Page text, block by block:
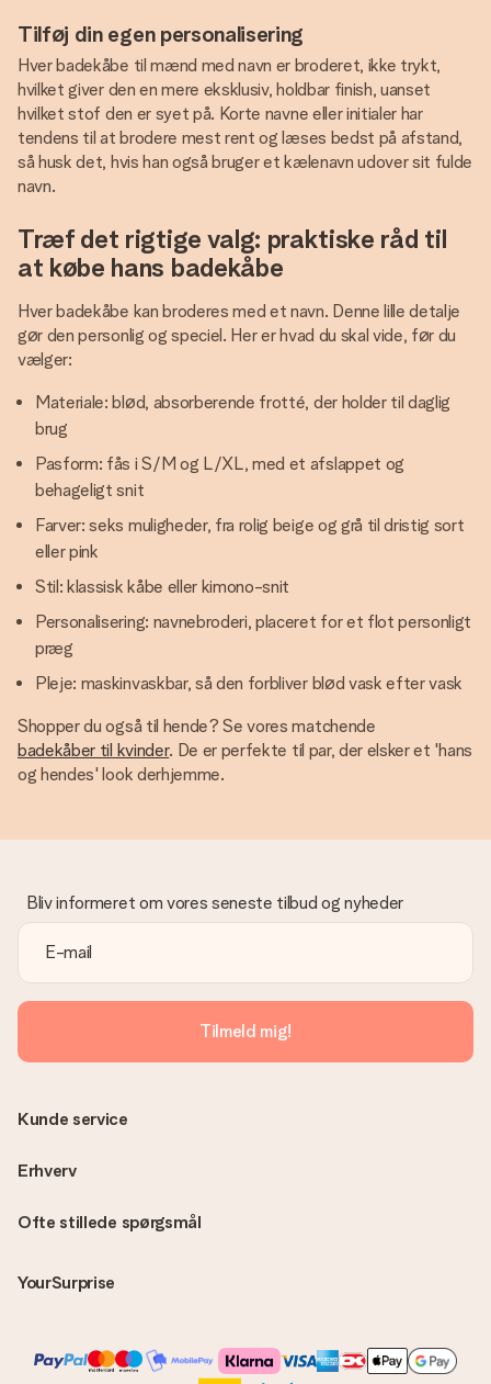
Tilføj din egen personalisering
Hver badekåbe til mænd med navn er broderet, ikke trykt,
hvilket giver den en mere eksklusiv, holdbar finish, uanset
hvilket stof den er syet på. Korte navne eller initialer har
tendens til at brodere mest rent og læses bedst på afstand,
så husk det, hvis han også bruger et kælenavn udover sit fulde
navn.
Træf det rigtige valg: praktiske råd til
at købe hans badekåbe
Hver badekåbe kan broderes med et navn. Denne lille detalje
gør den personlig og speciel. Her er hvad du skal vide, før du
vælger:
Materiale: blød, absorberende frotté, der holder til daglig
brug
Pasform: fås i S/M og L/XL, med et afslappet og
behageligt snit
Farver: seks muligheder, fra rolig beige og grå til dristig sort
eller pink
Stil: klassisk kåbe eller kimono-snit
Personalisering: navnebroderi, placeret for et flot personligt
præg
Pleje: maskinvaskbar, så den forbliver blød vask efter vask
Shopper du også til hende? Se vores matchende
badekåber til kvinder. De er perfekte til par, der elsker et 'hans
og hendes' look derhjemme.
Bliv informeret om vores seneste tilbud og nyheder
Tilmeld mig!
Ofte stillede spørgsmål
YourSurprise
Kunde service
Erhverv